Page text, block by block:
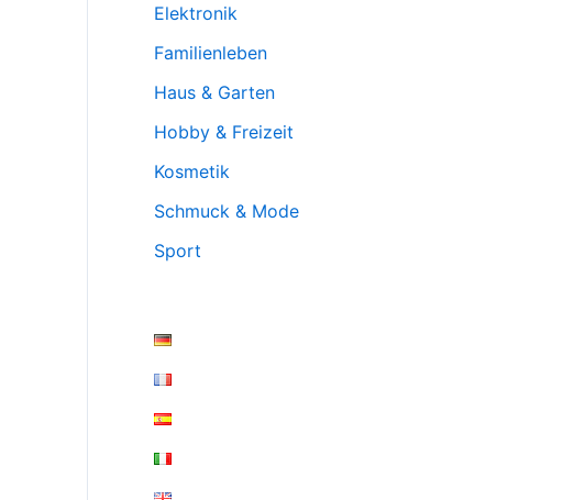
Elektronik
Familienleben
Haus & Garten
Hobby & Freizeit
Kosmetik
Schmuck & Mode
Sport